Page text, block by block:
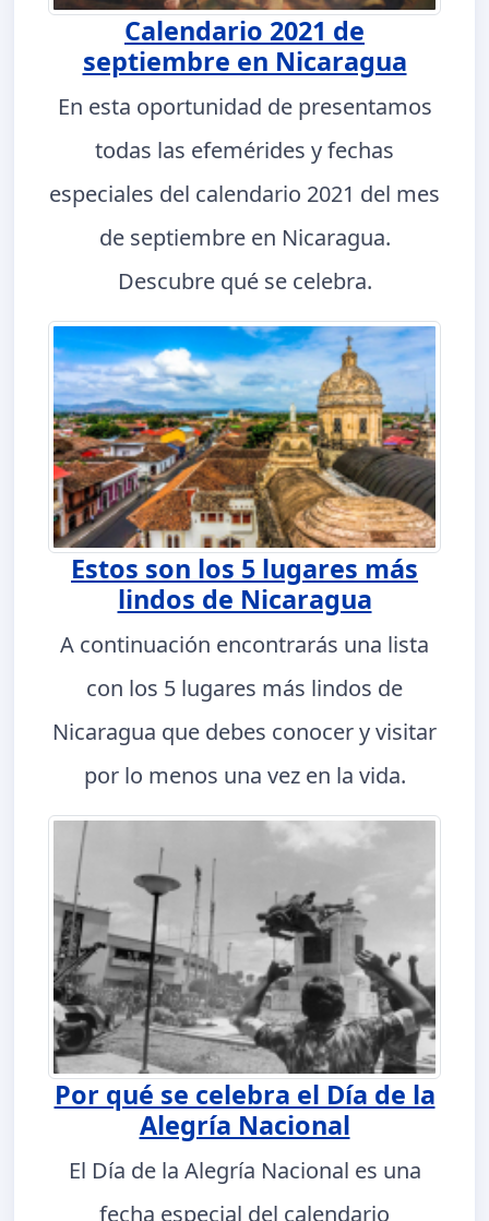
Calendario 2021 de
septiembre en Nicaragua
En esta oportunidad de presentamos
todas las efemérides y fechas
especiales del calendario 2021 del mes
de septiembre en Nicaragua.
Descubre qué se celebra.
Estos son los 5 lugares más
lindos de Nicaragua
A continuación encontrarás una lista
con los 5 lugares más lindos de
Nicaragua que debes conocer y visitar
por lo menos una vez en la vida.
Por qué se celebra el Día de la
Alegría Nacional
El Día de la Alegría Nacional es una
fecha especial del calendario